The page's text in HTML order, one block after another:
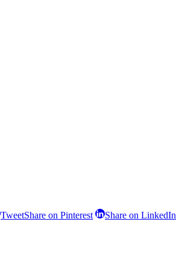
TweetShare on Pinterest Share on LinkedIn